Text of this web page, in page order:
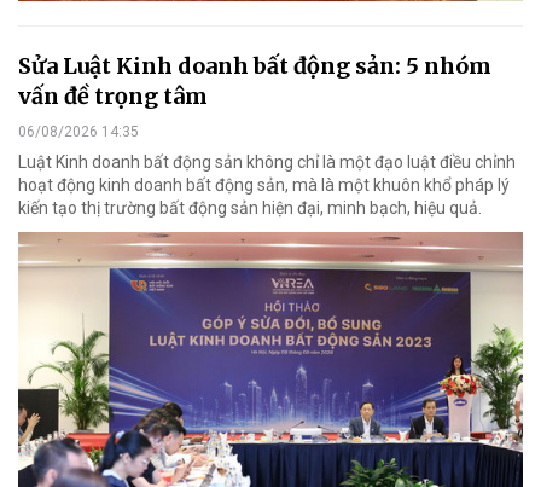
Sửa Luật Kinh doanh bất động sản: 5 nhóm
vấn đề trọng tâm
06/08/2026 14:35
Luật Kinh doanh bất động sản không chỉ là một đạo luật điều chỉnh
hoạt động kinh doanh bất động sản, mà là một khuôn khổ pháp lý
kiến tạo thị trường bất động sản hiện đại, minh bạch, hiệu quả.